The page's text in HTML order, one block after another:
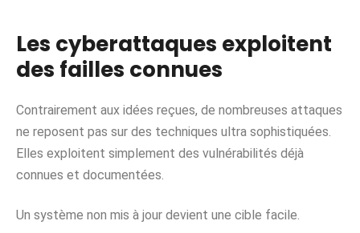
Les cyberattaques exploitent
des failles connues
Contrairement aux idées reçues, de nombreuses attaques
ne reposent pas sur des techniques ultra sophistiquées.
Elles exploitent simplement des vulnérabilités déjà
connues et documentées.
Un système non mis à jour devient une cible facile.